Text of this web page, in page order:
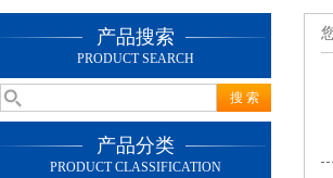
产品搜索
PRODUCT SEARCH
产品分类
PRODUCT CLASSIFICATION